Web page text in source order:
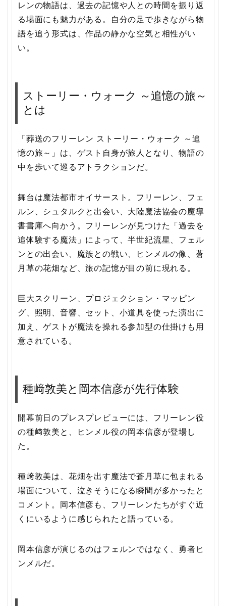
レンの物語は、過去の記憶や人との時間を振り返
る場面にも魅力がある。自分の足で歩きながら物
語を追う形式は、作品の静かな空気と相性がい
い。
ストーリー・ウォーク ～追憶の旅～
とは
「葬送のフリーレン ストーリー・ウォーク ～追
憶の旅～」は、ゲスト自身が旅人となり、物語の
中を歩いて巡るアトラクションだ。
舞台は魔法都市オイサースト。フリーレン、フェ
ルン、シュタルクと出会い、大陸魔法協会の魔導
書書庫へ向かう。フリーレンが見つけた「過去を
追体験する魔法」によって、半世紀流星、フェル
ンとの出会い、魔族との戦い、ヒンメルの像、蒼
月草の花畑など、旅の記憶が目の前に現れる。
巨大スクリーン、プロジェクション・マッピン
グ、照明、音響、セット、小道具を使った演出に
加え、ゲストが魔法を操れる参加型の仕掛けも用
意されている。
種﨑敦美と岡本信彦が先行体験
開幕前日のプレスプレビューには、フリーレン役
の種﨑敦美と、ヒンメル役の岡本信彦が登場し
た。
種﨑敦美は、花畑を出す魔法で蒼月草に包まれる
場面について、泣きそうになる瞬間が多かったと
コメント。岡本信彦も、フリーレンたちがすぐ近
くにいるように感じられたと語っている。
岡本信彦が演じるのはフェルンではなく、勇者ヒ
ンメルだ。